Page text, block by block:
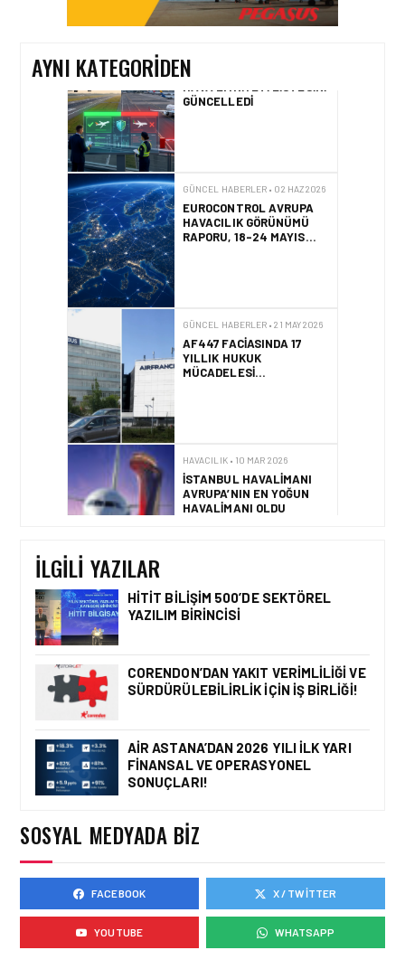
AYNI KATEGORIDEN
GÜNCELLEDI
GÜNCEL HABERLER • 02 HAZ 2026
EUROCONTROL AVRUPA
GÜNCEL HABERLER • 21 MAY 2026
AF447 FACIASINDA 17
HAVACILIK • 10 MAR 2026
İSTANBUL HAVALIMANI
HAVACILIK • 10 MAR 2026
AVRUPA’NIN HAVAYOLU
OKYANUSU KÜREK
ÇEKEREK AŞACAK İLK
TÜRK TAKIMINA GURUR
DOLU DESTEK!
GÜNCEL HABERLER • 12 HAZ 2026
AVRUPA KOMISYONU AB
EUROCONTROL AVRUPA
HAVACILIK GÖRÜNÜMÜ
RAPORU, 18-24 MAYIS
İLGILI YAZILAR
HITIT BILIŞIM 500’DE SEKTÖREL
YAZILIM BIRINCISI
CORENDON’DAN YAKIT VERIMLILIĞI VE
SÜRDÜRÜLEBILIRLIK IÇIN İŞ BIRLIĞI!
AIR ASTANA’DAN 2026 YILI İLK YARI
FINANSAL VE OPERASYONEL
SONUÇLARI!
SOSYAL MEDYADA BIZ
FACEBOOK X / TWITTER
YOUTUBE WHATSAPP